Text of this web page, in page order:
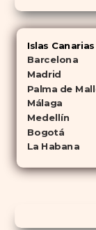
Islas Canarias
Barcelona
Madrid
Palma de
Málaga
Medellín
Bogotá
La Habana